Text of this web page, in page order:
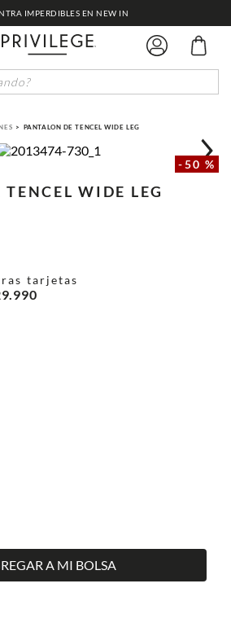
IMPERDIBLES EN NEW IN
PANTALON DE TENCEL WIDE LEG
-50 %
WIDE LEG
tarjetas
.990
A MI BOLSA